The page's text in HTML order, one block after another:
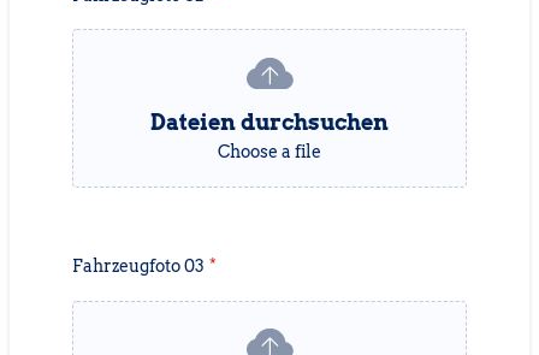
Dateien durchsuchen
Choose a file
Fahrzeugfoto 03 *